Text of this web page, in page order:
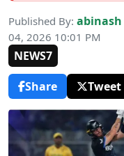
Published By: abinash
04, 2026 10:01 PM
NEWS7
Share
Tweet